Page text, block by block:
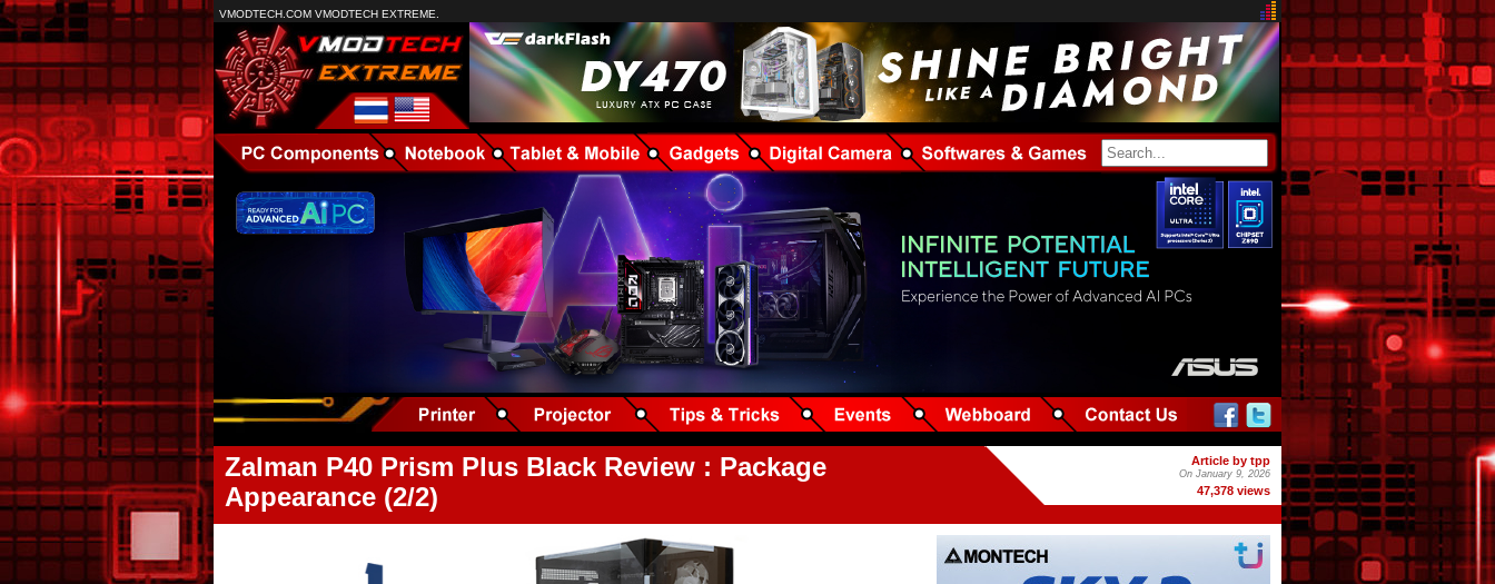
VMODTECH.COM VMODTECH EXTREME.
Zalman P40 Prism Plus Black Review : Package
Appearance (2/2)
Article by tpp
On January 9, 2026
47,378 views